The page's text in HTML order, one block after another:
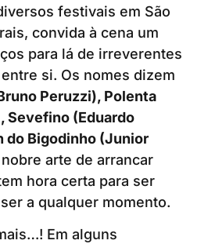
festivais em São
convida à cena um
para lá de irreverentes
si. Os nomes dizem
Peruzzi), Polenta
Sevefino (Eduardo
do Bigodinho (Junior
arte de arrancar
hora certa para ser
a qualquer momento.
Em alguns